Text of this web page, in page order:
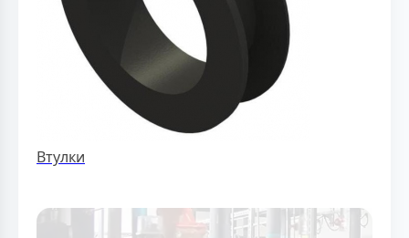
Втулки